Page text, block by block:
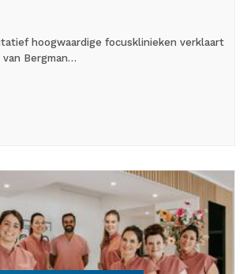
hoogwaardige focusklinieken verklaart
Bergman…